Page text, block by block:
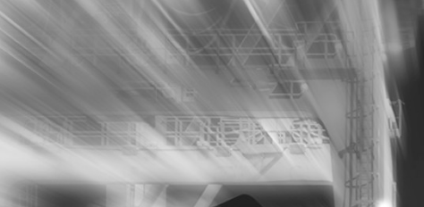
Purpose Marketing
Reputatie & crisis